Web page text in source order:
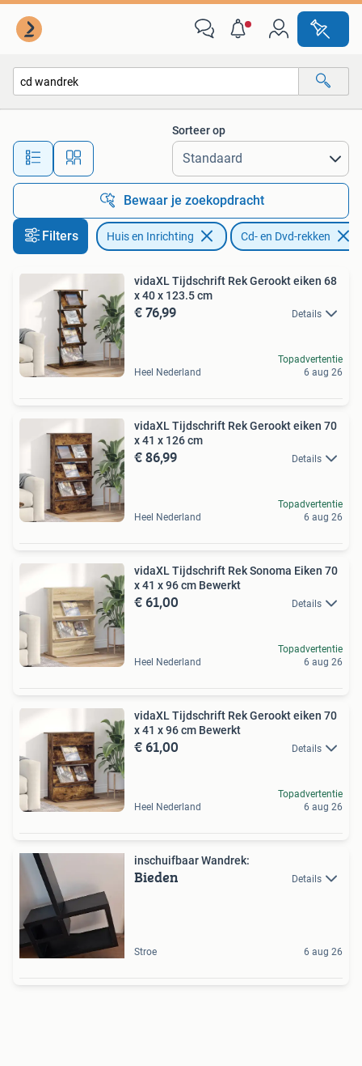
Alle afstanden…
Sorteer op
Bewaar je zoekopdracht
Filters Huis en Inrichting Cd- en Dvd-rekken
vidaXL Tijdschrift Rek Gerookt eiken 68
x 40 x 123.5 cm
€ 76,99 Details
Heel Nederland
Topadvertentie
6 aug 26
vidaXL Tijdschrift Rek Gerookt eiken 70
x 41 x 126 cm
€ 86,99 Details
Heel Nederland
Topadvertentie
6 aug 26
vidaXL Tijdschrift Rek Sonoma Eiken 70
x 41 x 96 cm Bewerkt
€ 61,00 Details
Heel Nederland
Topadvertentie
6 aug 26
vidaXL Tijdschrift Rek Gerookt eiken 70
x 41 x 96 cm Bewerkt
€ 61,00 Details
Heel Nederland
Topadvertentie
6 aug 26
inschuifbaar Wandrek:
Bieden Details
Stroe 6 aug 26